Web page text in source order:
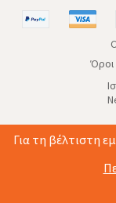
Όροι
Για τη βέλτιστη